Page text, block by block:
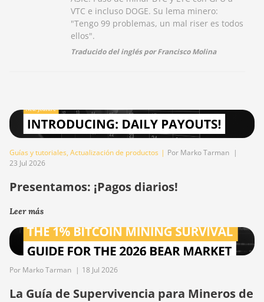
VTC e incluso DOGE. Su lema minero:
"Tengo 99 problemas, un mal riser es todos
ellos".
Traducido del inglés por Francisco Molina
Guías y tutoriales, Actualización de productos | Por Marko Tarman |
23 Jul 2026
Presentamos: ¡Pagos diarios!
Leer más
Por Marko Tarman | 18 Jul 2026
La Guía de Supervivencia para Mineros de